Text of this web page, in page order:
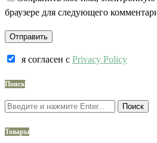
браузере для следующего
я согласен c Privacy Policy
Поиск
Поиск
Товары